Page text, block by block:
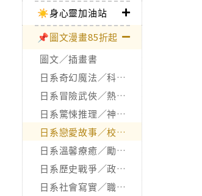
☀️身心靈加油站
📌圖文漫畫85折起
圖文／插畫書
日系奇幻魔法／科幻冒險
日系冒險武俠／熱血運動
日系驚悚推理／神怪靈異
日系戀愛故事／校園青春
日系溫馨療癒／勵志搞笑
日系歷史戰爭／政治宗教
日系社會寫實／職場職人